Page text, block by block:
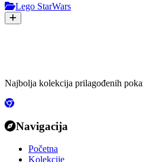
Lego StarWars
Najbolja kolekcija prilagođenih
Navigacija
Početna
Kolekcije